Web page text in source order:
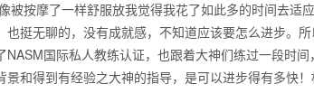
按摩了一样舒服放我觉得我花了如此多的时间去适
挺无聊的，没有成就感，不知道应该要怎么进步。
国际私人教练认证，也跟着大神们练过一段时
景和得到有经验之大神的指导，是可以进步得有多